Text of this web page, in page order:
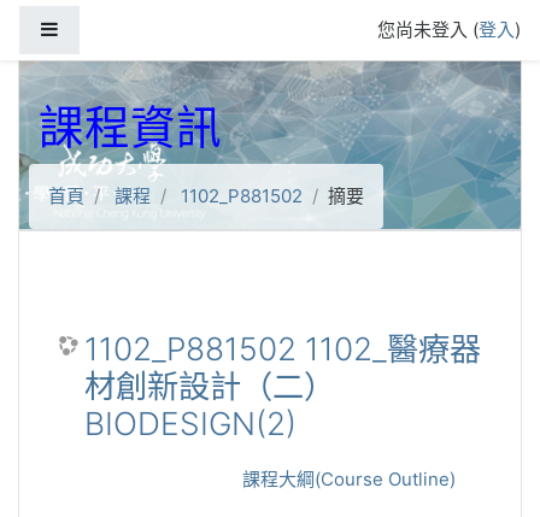
您尚未登入 (登入)
課程資訊
首頁 課程 1102_P881502 摘要
1102_P881502 1102_醫療器
材創新設計（二）
BIODESIGN(2)
課程大綱(Course Outline)